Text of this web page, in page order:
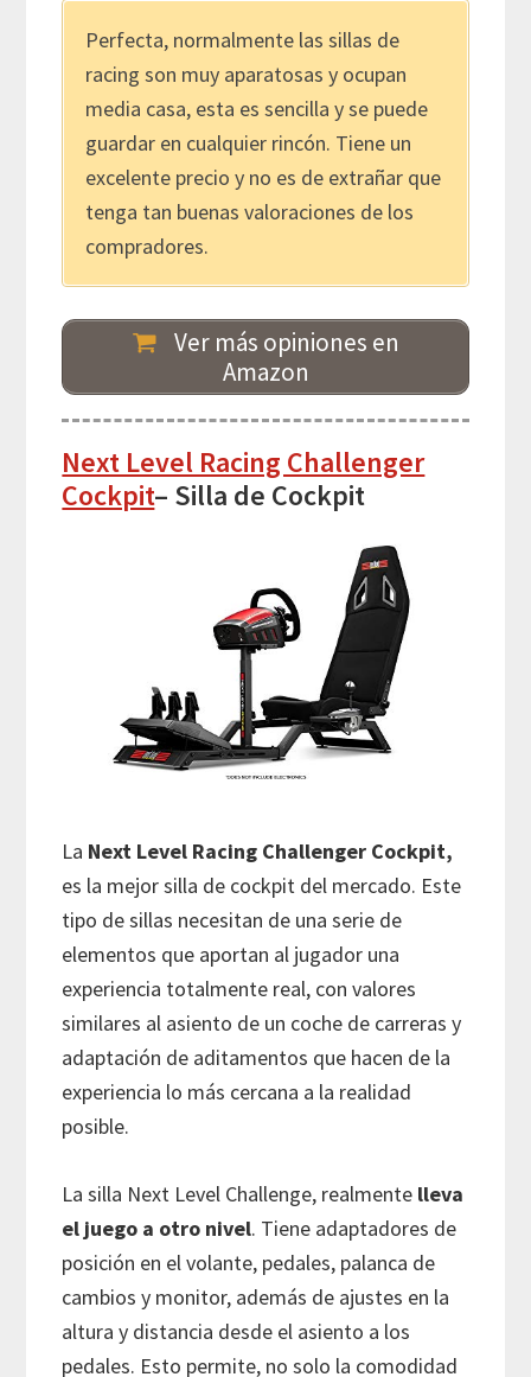
Perfecta, normalmente las sillas de
racing son muy aparatosas y ocupan
media casa, esta es sencilla y se puede
guardar en cualquier rincón. Tiene un
excelente precio y no es de extrañar que
tenga tan buenas valoraciones de los
compradores.
Ver más opiniones en
Amazon
Next Level Racing Challenger
Cockpit– Silla de Cockpit
La Next Level Racing Challenger Cockpit,
es la mejor silla de cockpit del mercado. Este
tipo de sillas necesitan de una serie de
elementos que aportan al jugador una
experiencia totalmente real, con valores
similares al asiento de un coche de carreras y
adaptación de aditamentos que hacen de la
experiencia lo más cercana a la realidad
posible.
La silla Next Level Challenge, realmente lleva
el juego a otro nivel. Tiene adaptadores de
posición en el volante, pedales, palanca de
cambios y monitor, además de ajustes en la
altura y distancia desde el asiento a los
pedales. Esto permite, no solo la comodidad